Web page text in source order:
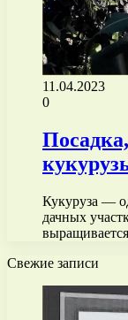
11.04.2023
0
Кукуруза —
дачных
Свежие записи